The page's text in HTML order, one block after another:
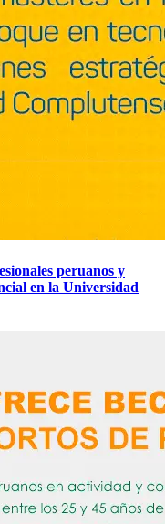
peruanos y
en la Universidad